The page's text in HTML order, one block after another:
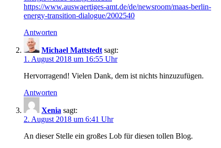
https://www.auswaertiges-amt.de/de/newsroom/maas-berlin-
energy-transition-dialogue/2002540
Antworten
Michael Mattstedt sagt:
1. August 2018 um 16:55 Uhr
Hervorragend! Vielen Dank, dem ist nichts hinzuzufügen.
Antworten
Xenia sagt:
2. August 2018 um 6:41 Uhr
An dieser Stelle ein großes Lob für diesen tollen Blog.